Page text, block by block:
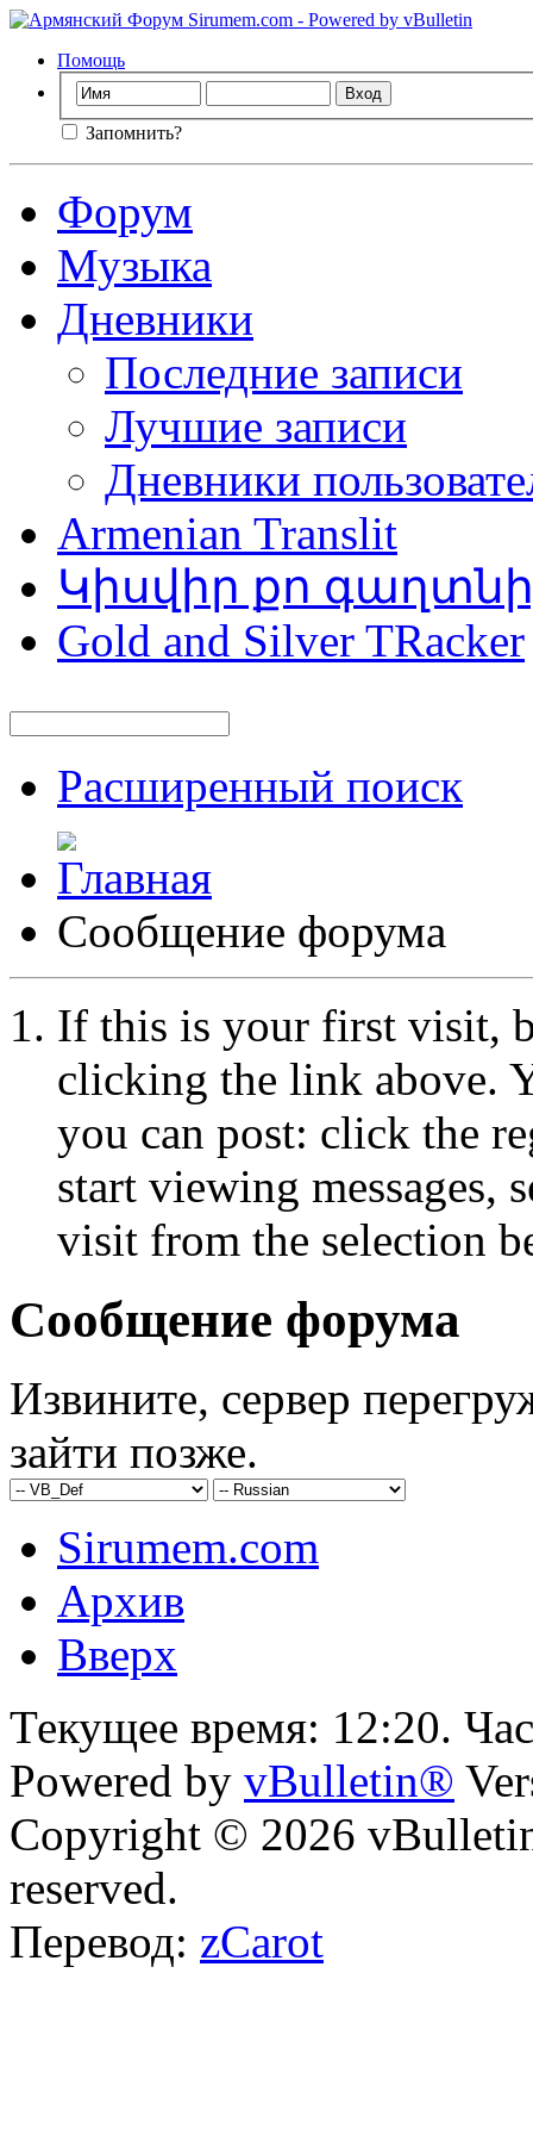
Помощь
Запомнить?
Форум
Музыка
Дневники
Последние записи
Лучшие записи
Дневники
Armenian Translit
Կիսվիր քո
Gold and Silver TRacker
Расширенный поиск
Сообщение форума
If this is your first visit,
clicking the link above.
you can post: click the
start viewing messages,
visit from the selection
Сообщение форума
Извините, сервер
зайти позже.
Sirumem.com
Архив
Вверх
Текущее время: 12:20.
Powered by vBulletin®
Copyright © 2026
reserved.
Перевод: zCarot